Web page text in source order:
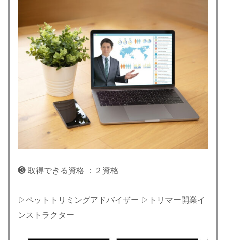
❸ 取得できる資格 ：２資格
▷ペットトリミングアドバイザー ▷トリマー開業イ
ンストラクター